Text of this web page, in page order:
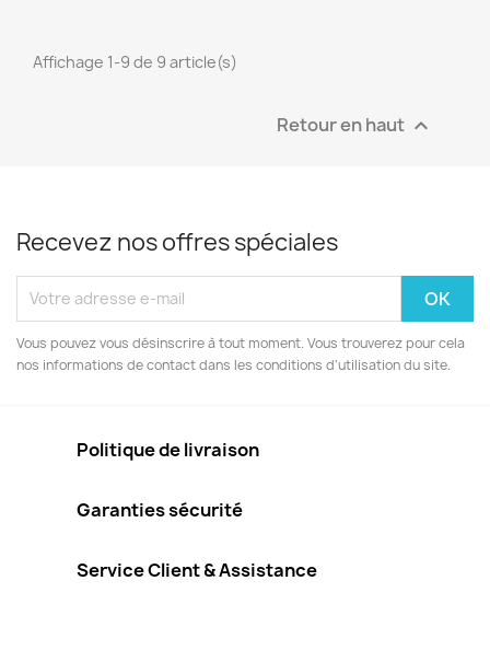
Affichage 1-9 de 9 article(s)
Retour en haut 
Recevez nos offres spéciales
Vous pouvez vous désinscrire à tout moment. Vous trouverez pour cela
nos informations de contact dans les conditions d'utilisation du site.
Politique de livraison
Garanties sécurité
Service Client & Assistance